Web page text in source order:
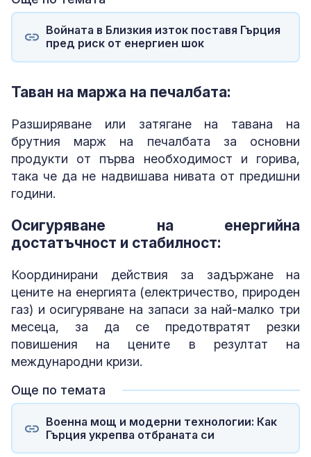
Войната в Близкия изток поставя Гърция
пред риск от енергиен шок
Таван на маржа на печалбата:
Разширяване или затягане на тавана на
брутния марж на печалбата за основни
продукти от първа необходимост и горива,
така че да не надвишава нивата от предишни
години.
Осигуряване на енергийна
достатъчност и стабилност:
Координирани действия за задържане на
цените на енергията (електричество, природен
газ) и осигуряване на запаси за най-малко три
месеца, за да се предотвратят резки
повишения на цените в резултат на
международни кризи.
Още по темата
Военна мощ и модерни технологии: Как
Гърция укрепва отбраната си